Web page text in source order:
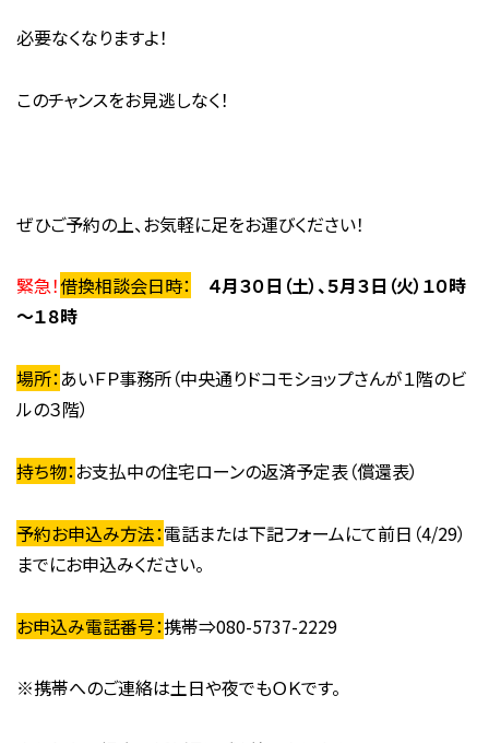
必要なくなりますよ！
このチャンスをお見逃しなく！
ぜひご予約の上、お気軽に足をお運びください！
緊急！借換相談会日時：
４月３０日（土）、５月３日（火）１０時
～１８時
場所：あいＦＰ事務所（中央通りドコモショップさんが１階のビ
ルの３階）
持ち物：お支払中の住宅ローンの返済予定表（償還表）
予約お申込み方法：電話または下記フォームにて前日（4/29）
までにお申込みください。
お申込み電話番号：携帯⇒080-5737-2229
※携帯へのご連絡は土日や夜でもＯＫです。